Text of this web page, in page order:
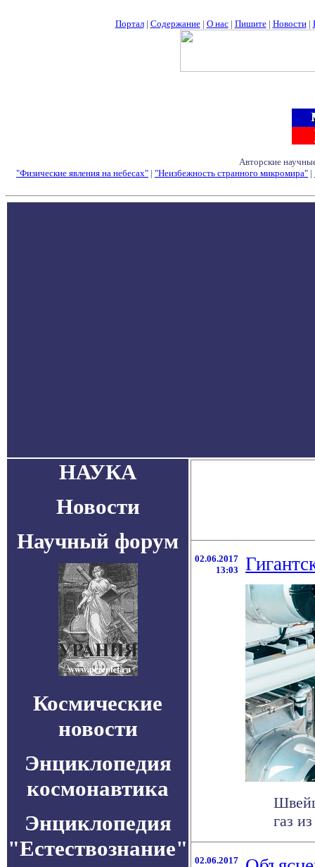
Портал| Содержание| О нас| Пишите| Новости|
Авторские
"Физические явления на небесах" | "Неизбежность странного микромира" |
НАУКА
Новости
Научный форум
Космические
новости
Энциклопедия
космонавтика
Энциклопедия
"Естествознание"
02.06.2017
13:03
газ
02.06.2017